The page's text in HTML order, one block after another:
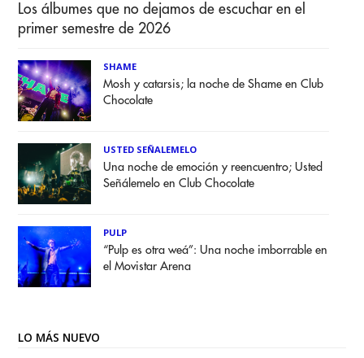
Los álbumes que no dejamos de escuchar en el
primer semestre de 2026
SHAME
Mosh y catarsis; la noche de Shame en Club
Chocolate
USTED SEÑALEMELO
Una noche de emoción y reencuentro; Usted
Señálemelo en Club Chocolate
PULP
“Pulp es otra weá”: Una noche imborrable en
el Movistar Arena
LO MÁS NUEVO